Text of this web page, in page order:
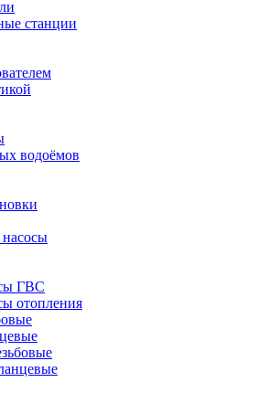
станции
водоёмов
ГВС
отопления